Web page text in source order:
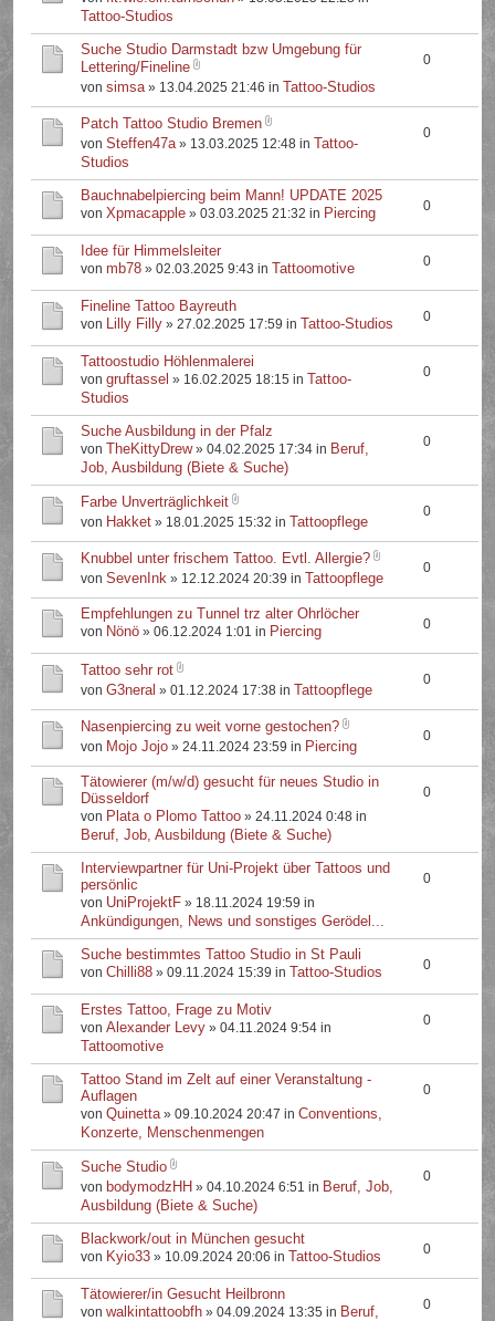
Tattoo-Studios
Suche Studio Darmstadt bzw Umgebung für
Lettering/Fineline
vonsimsa» 13.04.2025 21:46 in Tattoo-Studios
0
Patch Tattoo Studio Bremen
vonSteffen47a» 13.03.2025 12:48 in Tattoo-
Studios
0
Bauchnabelpiercing beim Mann! UPDATE 2025
vonXpmacapple » 03.03.2025 21:32 in Piercing 0
Idee für Himmelsleiter
vonmb78 » 02.03.2025 9:43 in Tattoomotive 0
Fineline Tattoo Bayreuth
von Lilly Filly » 27.02.2025 17:59 in Tattoo-Studios 0
Tattoostudio Höhlenmalerei
vongruftassel » 16.02.2025 18:15 in Tattoo-
Studios
0
Suche Ausbildung in der Pfalz
von TheKittyDrew» 04.02.2025 17:34 in Beruf,
Job, Ausbildung (Biete & Suche)
0
Farbe Unverträglichkeit
von Hakket » 18.01.2025 15:32 in Tattoopflege
0
Knubbel unter frischem Tattoo. Evtl. Allergie?
vonSevenInk » 12.12.2024 20:39 in Tattoopflege
0
Empfehlungen zu Tunnel trz alter Ohrlöcher
von Nönö » 06.12.2024 1:01 in Piercing 0
Tattoo sehr rot
vonG3neral » 01.12.2024 17:38 in Tattoopflege
0
Nasenpiercing zu weit vorne gestochen?
von Mojo Jojo » 24.11.2024 23:59 in Piercing
0
Tätowierer (m/w/d) gesucht für neues Studio in
Düsseldorf
von Plata o Plomo Tattoo » 24.11.2024 0:48 in
Beruf, Job, Ausbildung (Biete & Suche)
0
Interviewpartner für Uni-Projekt über Tattoos und
persönlic
von UniProjektF » 18.11.2024 19:59 in
Ankündigungen, News und sonstiges Gerödel...
0
Suche bestimmtes Tattoo Studio in St Pauli
vonChilli88 » 09.11.2024 15:39 in Tattoo-Studios 0
Erstes Tattoo, Frage zu Motiv
vonAlexander Levy » 04.11.2024 9:54 in
Tattoomotive
0
Tattoo Stand im Zelt auf einer Veranstaltung -
Auflagen
vonQuinetta» 09.10.2024 20:47 inConventions,
Konzerte, Menschenmengen
0
Suche Studio
von bodymodzHH » 04.10.2024 6:51 in Beruf, Job,
Ausbildung (Biete & Suche)
0
Blackwork/out in München gesucht
von Kyio33 » 10.09.2024 20:06 in Tattoo-Studios 0
Tätowierer/in Gesucht Heilbronn
vonwalkintattoobfh » 04.09.2024 13:35 in Beruf,
0